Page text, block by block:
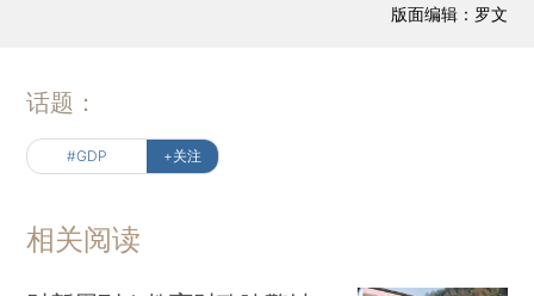
版面编辑：罗文
话题：
#GDP +关注
相关阅读